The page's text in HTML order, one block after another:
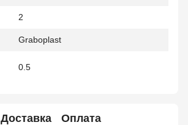
2
Graboplast
0.5
Доставка Оплата